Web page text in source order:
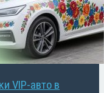
VIP-авто в